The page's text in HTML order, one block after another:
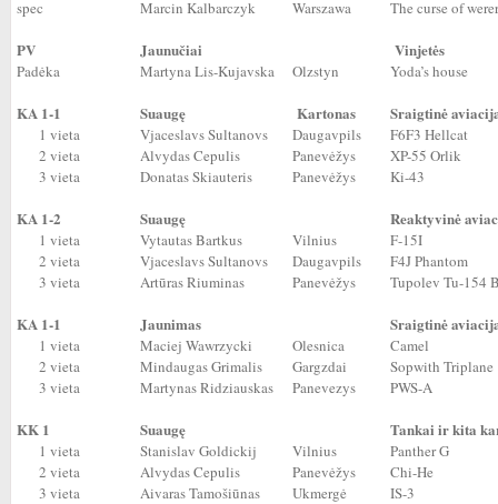
spec Marcin Kalbarczyk Warszawa The curse of
PV Jaunučiai Vinjetės
Padėka Martyna Lis-Kujavska Olzstyn Yoda’s house
KA 1-1 Suaugę Kartonas Sraigtinė
1 vieta Vjaceslavs Sultanovs Daugavpils
F6F3 Hellcat
2 vieta
Alvydas Cepulis Panevėžys
XP-55 Orlik
3 vieta
Donatas Skiauteris Panevėžys Ki-43
KA 1-2 Suaugę Reaktyvinė
1 vieta Vytautas Bartkus Vilnius
F-15I
2 vieta
Vjaceslavs Sultanovs Daugavpils
F4J Phantom
3 vieta
Artūras Riuminas Panevėžys Tupolev Tu-154
KA 1-1 Jaunimas Sraigtinė
1 vieta Maciej Wawrzycki Olesnica
Camel
2 vieta
Mindaugas Grimalis Gargzdai
Sopwith Triplane
3 vieta
Martynas Ridziauskas Panevezys PWS-A
KK 1 Suaugę Tankai ir kita
1 vieta Stanislav Goldickij Vilnius
Panther G
2 vieta
Alvydas Cepulis Panevėžys
Chi-He
3 vieta
Aivaras Tamošiūnas Ukmergė IS-3